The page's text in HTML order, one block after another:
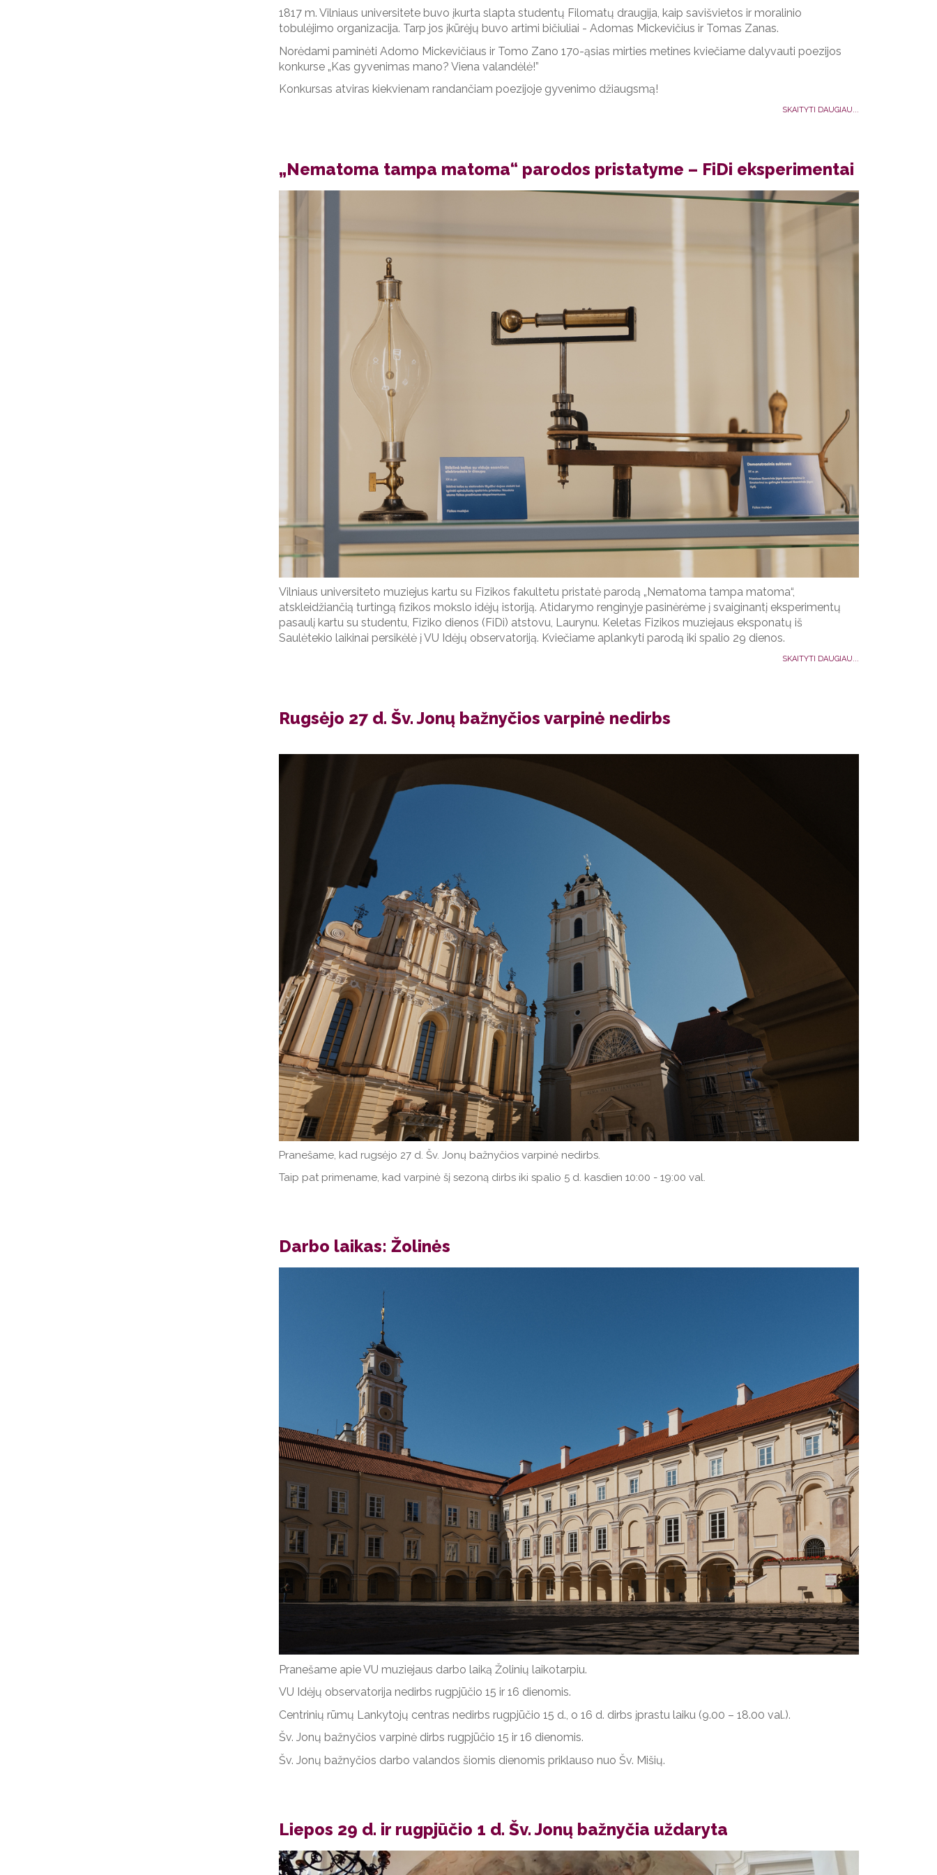
1817 m. Vilniaus universitete buvo įkurta slapta studentų Filomatų draugija, kaip savišvietos ir moralinio
tobulėjimo organizacija. Tarp jos įkūrėjų buvo artimi bičiuliai - Adomas Mickevičius ir Tomas Zanas.
Norėdami paminėti Adomo Mickevičiaus ir Tomo Zano 170-ąsias mirties metines kviečiame dalyvauti poezijos
konkurse „Kas gyvenimas mano? Viena valandėlė!”
Konkursas atviras kiekvienam randančiam poezijoje gyvenimo džiaugsmą!
SKAITYTI DAUGIAU...
„Nematoma tampa matoma“ parodos pristatyme – FiDi eksperimentai
Vilniaus universiteto muziejus kartu su Fizikos fakultetu pristatė parodą „Nematoma tampa matoma“,
atskleidžiančią turtingą fizikos mokslo idėjų istoriją. Atidarymo renginyje pasinėrėme į svaiginantį eksperimentų
pasaulį kartu su studentu, Fiziko dienos ( FiDi) atstovu, Laurynu. Keletas Fizikos muziejaus eksponatų iš
Saulėtekio laikinai persikėlė į VU Idėjų observatoriją. Kviečiame aplankyti parodą iki spalio 29 dienos.
SKAITYTI DAUGIAU...
Rugsėjo 27 d. Šv. Jonų bažnyčios varpinė nedirbs
Pranešame, kad rugsėjo 27 d. Šv. Jonų bažnyčios varpinė nedirbs.
Taip pat primename, kad varpinė šį sezoną dirbs iki spalio 5 d. kasdien 10:00 - 19:00 val.
Darbo laikas: Žolinės
Pranešame apie VU muziejaus darbo laiką Žolinių laikotarpiu.
VU Idėjų observatorija nedirbs rugpjūčio 15 ir 16 dienomis.
Centrinių rūmų Lankytojų centras nedirbs rugpjūčio 15 d., o 16 d. dirbs įprastu laiku (9.00 – 18.00 val.).
Šv. Jonų bažnyčios varpinė dirbs rugpjūčio 15 ir 16 dienomis.
Šv. Jonų bažnyčios darbo valandos šiomis dienomis priklauso nuo Šv. Mišių.
Liepos 29 d. ir rugpjūčio 1 d. Šv. Jonų bažnyčia uždaryta